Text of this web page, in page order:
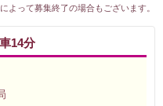
よって募集終了の場合もございます。
14分